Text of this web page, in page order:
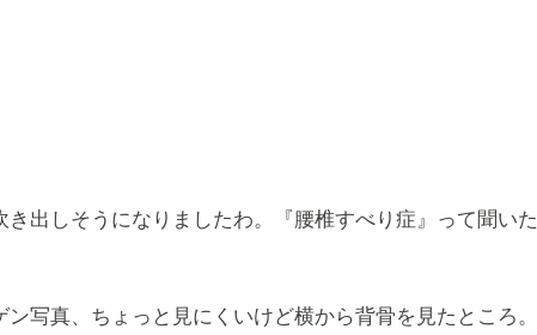
出しそうになりましたわ。『腰椎すべり症』って聞いた
写真、ちょっと見にくいけど横から背骨を見たところ。